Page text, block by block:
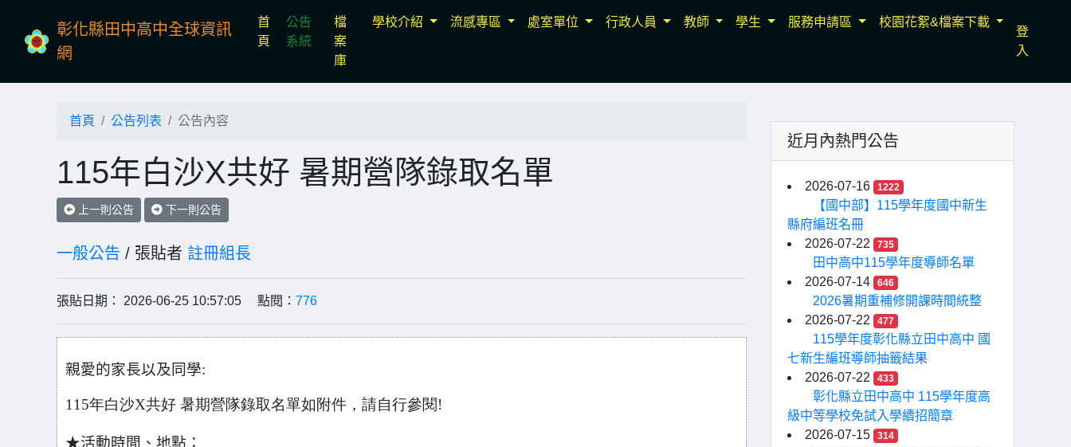
彰化縣田中高中全球資訊
網
首
頁 (current)
公告
系統
檔
案
庫
學校介紹 流感專區 處室單位 行政人員 教師 學生 服務申請區 校園花絮&檔案下載
登
入
首頁 公告列表 公告內容
115年白沙X共好 暑期營隊錄取名單
上一則公告 下一則公告
一般公告 / 張貼者 註冊組長
張貼日期： 2026-06-25 10:57:05 點閱： 776
親愛的家長以及同學:
115年白沙X共好 暑期營隊錄取名單如附件，請自行參閱!
★活動時間、地點：
近月內熱門公告
2026-07-16 1222
【國中部】115學年度國中新生
縣府編班名冊
2026-07-22
735
田中高中115學年度導師名單
2026-07-14
646
2026暑期重補修開課時間統整
2026-07-22
477
115學年度彰化縣立田中高中 國
七新生編班導師抽籤結果
2026-07-22
433
彰化縣立田中高中 115學年度高
級中等學校免試入學續招簡章
2026-07-15
314